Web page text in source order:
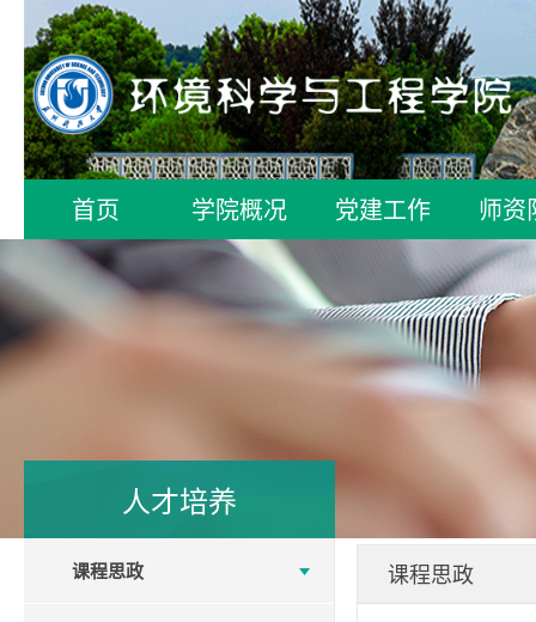
首页 学院概况 党建工作 师资
人才培养
课程思政 课程思政